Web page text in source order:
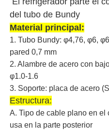
del tubo de Bundy
Material principal:
1. Tubo Bundy: φ4,76, φ6,
pared 0,7 mm
2. Alambre de acero con
φ1.0-1.6
3. Soporte: placa de acero
Estructura:
A. Tipo de cable plano en el
usa en la parte posterior